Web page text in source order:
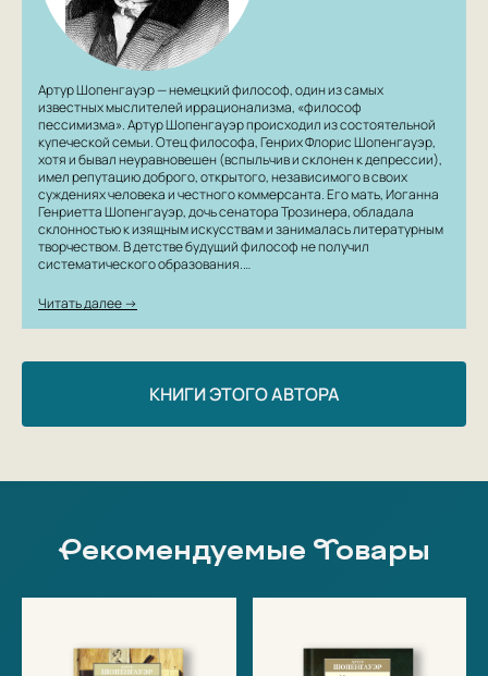
Артур Шопенгауэр — немецкий философ, один из самых
известных мыслителей иррационализма, «философ
пессимизма». Артур Шопенгауэр происходил из состоятельной
купеческой семьи. Отец философа, Генрих Флорис Шопенгауэр,
хотя и бывал неуравновешен (вспыльчив и склонен к депрессии),
имел репутацию доброго, открытого, независимого в своих
суждениях человека и честного коммерсанта. Его мать, Иоганна
Генриетта Шопенгауэр, дочь сенатора Трозинера, обладала
склонностью к изящным искусствам и занималась литературным
творчеством. В детстве будущий философ не получил
систематического образования.…
Читать далее →
КНИГИ ЭТОГО АВТОРА
Рекомендуемые Товары